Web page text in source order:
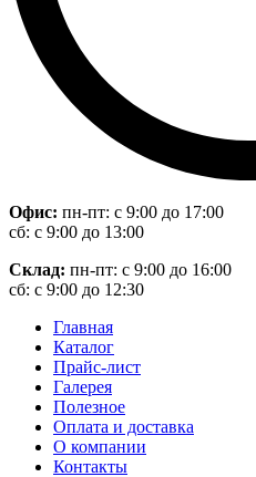
Офис: пн-пт: с 9:00 до 17:00
сб: с 9:00 до 13:00
Склад: пн-пт: с 9:00 до 16:00
сб: с 9:00 до 12:30
Главная
Каталог
Прайс-лист
Галерея
Полезное
Оплата и доставка
О компании
Контакты